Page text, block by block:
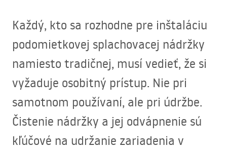
Každý, kto sa rozhodne pre inštaláciu
podomietkovej splachovacej nádržky
namiesto tradičnej, musí vedieť, že si
vyžaduje osobitný prístup. Nie pri
samotnom používaní, ale pri údržbe.
Čistenie nádržky a jej odvápnenie sú
kľúčové na udržanie zariadenia v